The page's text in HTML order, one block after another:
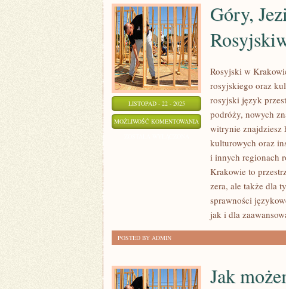
LISTOPAD - 22 - 2025
MOŻLIWOŚĆ KOMENTOWANIA GÓRY,
Góry,
Rosyjski w
rosyjskiego oraz
rosyjski język
podróży, nowych
witrynie znajdziesz
kulturowych oraz
i innych regionach
Krakowie to
zera, ale także dla
sprawności
jak i dla
POSTED BY ADMIN
Jak